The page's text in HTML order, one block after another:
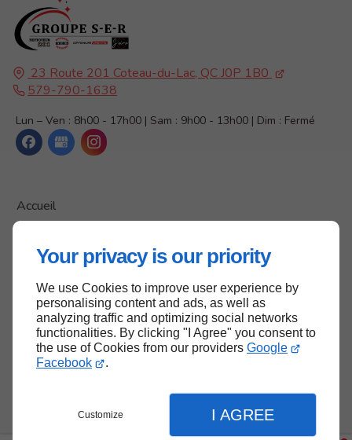
Your privacy is our priority
We use Cookies to improve user experience by
personalising content and ads, as well as
analyzing traffic and optimizing social networks
functionalities. By clicking "I Agree" you consent to
the use of Cookies from our providers Google
Facebook
.
Customize I AGREE
23 Route 201 Coteau-du-Lac, QCJ0P 1B0
579-790-1638
Lun – Ven : 8h00 - 17h00 | Sam : 9h00 - 13h00 | Dim : Fermé
Accueil
Politique de confidentialité
Plan du site
Haut de page